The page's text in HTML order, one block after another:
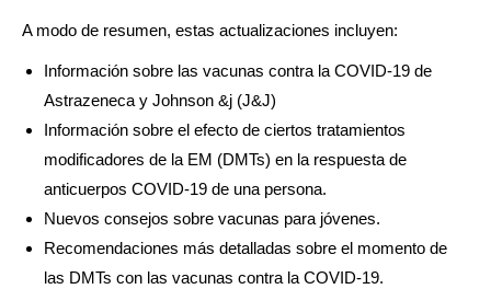
A modo de resumen, estas actualizaciones incluyen:
Información sobre las vacunas contra la COVID-19 de
Astrazeneca y Johnson &j (J&J)
Información sobre el efecto de ciertos tratamientos
modificadores de la EM (DMTs) en la respuesta de
anticuerpos COVID-19 de una persona.
Nuevos consejos sobre vacunas para jóvenes.
Recomendaciones más detalladas sobre el momento de
las DMTs con las vacunas contra la COVID-19.